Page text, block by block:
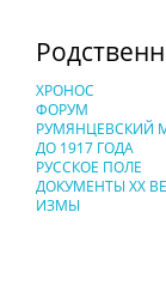
ХРОНОС
ФОРУМ
РУМЯНЦЕВСКИЙ
ДО 1917 ГОДА
РУССКОЕ ПОЛЕ
ДОКУМЕНТЫ XX
ИЗМЫ